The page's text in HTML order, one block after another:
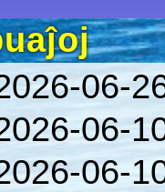
06-
06-
06-